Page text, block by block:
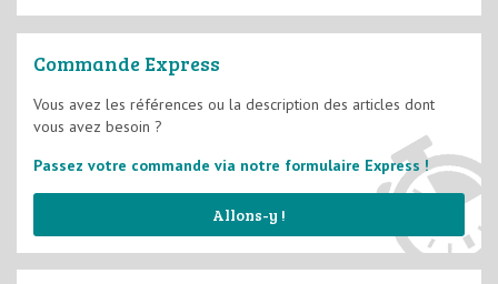
Papier peints
Commande Express
Vous avez les références ou la description des articles dont
vous avez besoin ?
Passez votre commande via notre formulaire Express !
Allons-y !